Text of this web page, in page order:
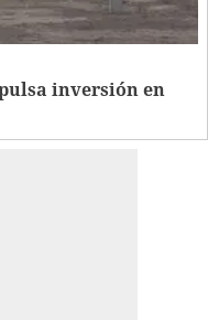
inversión en